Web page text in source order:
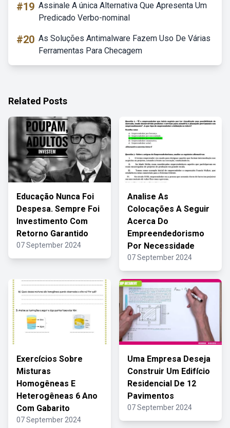
#19 Assinale A única Alternativa Que Apresenta Um
Predicado Verbo-nominal
#20 As Soluções Antimalware Fazem Uso De Várias
Ferramentas Para Checagem
Related Posts
Educação Nunca Foi
Despesa. Sempre Foi
Investimento Com
Retorno Garantido
07 September 2024
Analise As
Colocações A Seguir
Acerca Do
Empreendedorismo
Por Necessidade
07 September 2024
Exercícios Sobre
Misturas
Homogêneas E
Heterogêneas 6 Ano
Com Gabarito
07 September 2024
Uma Empresa Deseja
Construir Um Edifício
Residencial De 12
Pavimentos
07 September 2024